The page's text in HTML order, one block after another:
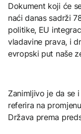
Dokument koji će
naći danas sadrži
politike, EU
vladavine prava, i
evropski put naše
Zanimljivo je da se
referira na
Država prema